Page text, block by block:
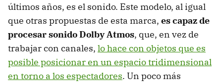
últimos años, es el sonido. Este modelo, al igual
que otras propuestas de esta marca, es capaz de
procesar sonido Dolby Atmos, que, en vez de
trabajar con canales, lo hace con objetos que es
posible posicionar en un espacio tridimensional
en torno a los espectadores. Un poco más